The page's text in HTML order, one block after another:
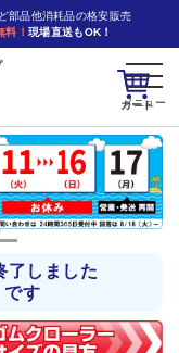
カート
部品他消耗品の格安販売
料！ 現場直送もOK！
了しました
す